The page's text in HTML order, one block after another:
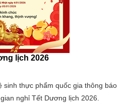
lịch 2026
sinh thực phẩm quốc gia thông báo
nghỉ Tết Dương lịch 2026.